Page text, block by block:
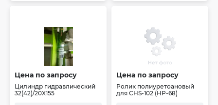
Цена по запросу
Цилиндр гидравлический
32(42)/20X155
Цена по запросу
Ролик полиуретоановый
для CHS-102 (HP-68)